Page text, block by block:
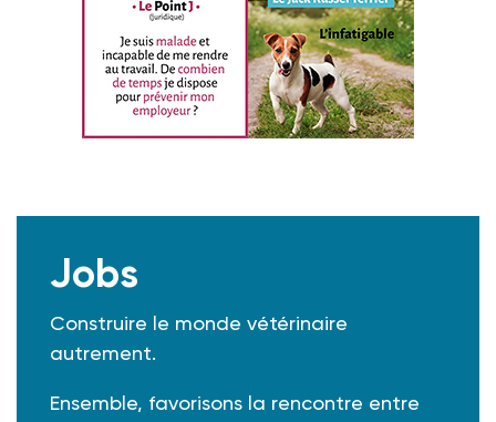
Jobs
Construire le monde vétérinaire
autrement.
Ensemble, favorisons la rencontre entre